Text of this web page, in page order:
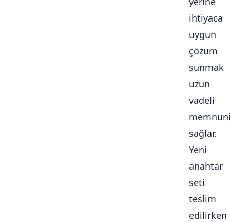
ihtiyaca
uygun
çözüm
sunmak
uzun
vadeli
sağlar.
Yeni
anahtar
seti
teslim
edilirken